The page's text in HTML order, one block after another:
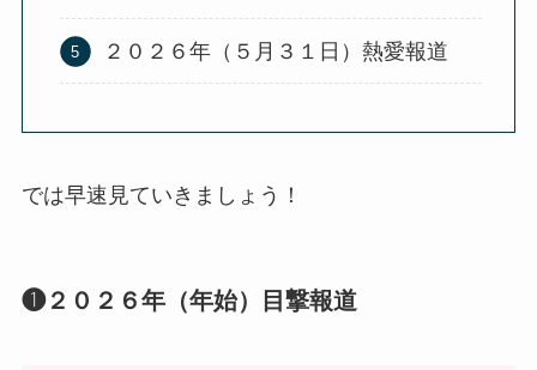
２０２６年（５月３１日）熱愛報道
では早速見ていきましょう！
❶２０２６年（年始）目撃報道